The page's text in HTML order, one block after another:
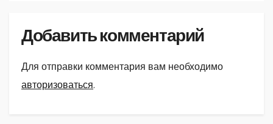
Добавить комментарий
Для отправки комментария вам необходимо
авторизоваться.